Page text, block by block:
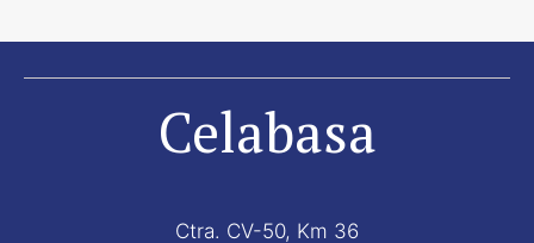
Celabasa
Ctra. CV-50, Km 36